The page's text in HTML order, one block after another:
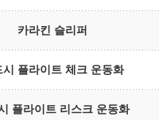
카라킨 슬리퍼
시 플라이트 체크 운동화
플라이트 리스크 운동화